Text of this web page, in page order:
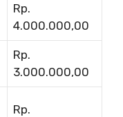
Rp.
4.000.000,00
Rp.
3.000.000,00
Rp.